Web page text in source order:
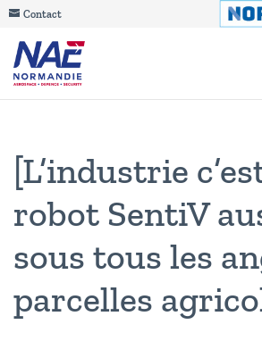
Contact
[L’industrie
robot SentiV
sous tous les
parcelles